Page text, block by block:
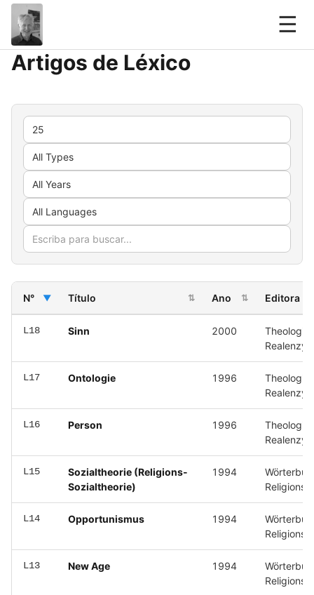
☰
Artigos de Léxico
N° ▼ Título ⇅ Ano ⇅ Editora
L18 Sinn 2000
L17 Ontologie 1996
L16 Person 1996
L15
Sozialtheorie (Religions-
Sozialtheorie)
1994
L14 Opportunismus 1994
L13 New Age 1994